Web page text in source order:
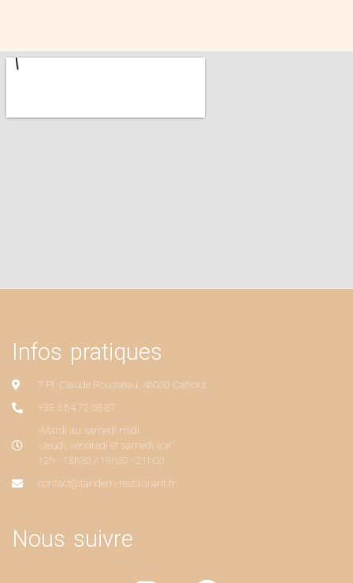
Infos pratiques
7 Pl. Claude Rousseau, 46000 Cahors
+33 5 64 72 08 87
-Mardi au samedi midi
-Jeudi, vendredi et samedi soir
12h - 13h30 / 19h30 - 21h00
contact@tandem-restaurant.fr
Nous suivre